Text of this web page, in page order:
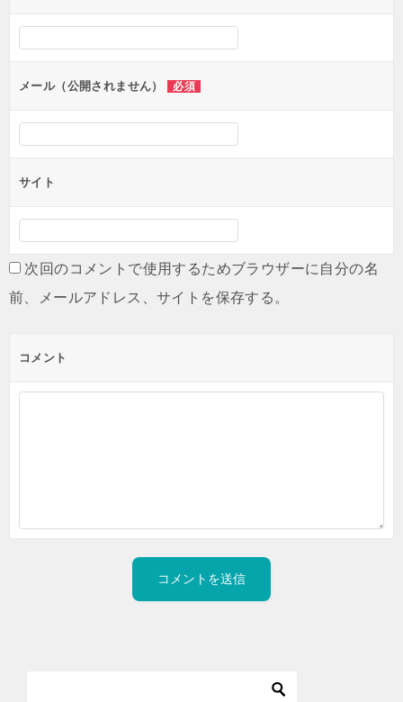
シ
ンメール（公開されません） 必須
サイト
次回のコメントで使用するためブラウザーに自分の名
前、メールアドレス、サイトを保存する。
コメント